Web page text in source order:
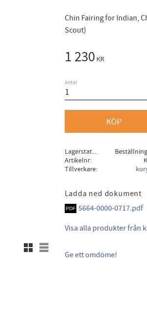
Chin Fairing for Indian,
Scout)
Rutnätsvy
Listvy
1 230KR
Antal
KÖP
Lagerstatus
Artikelnr
Tillverkare
Ladda ned dokument
5664-0000-0717.pdf
Visa alla produkter från
Ge ett omdöme!